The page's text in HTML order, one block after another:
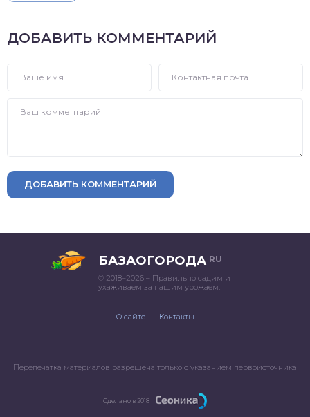
ДОБАВИТЬ КОММЕНТАРИЙ
ДОБАВИТЬ КОММЕНТАРИЙ
БАЗАОГОРОДА RU
© 2018–2026 – Правильно садим и
ухаживаем за нашим урожаем.
О сайте Контакты
Перепечатка материалов разрешена только с указанием первоисточника
Сделано в 2018